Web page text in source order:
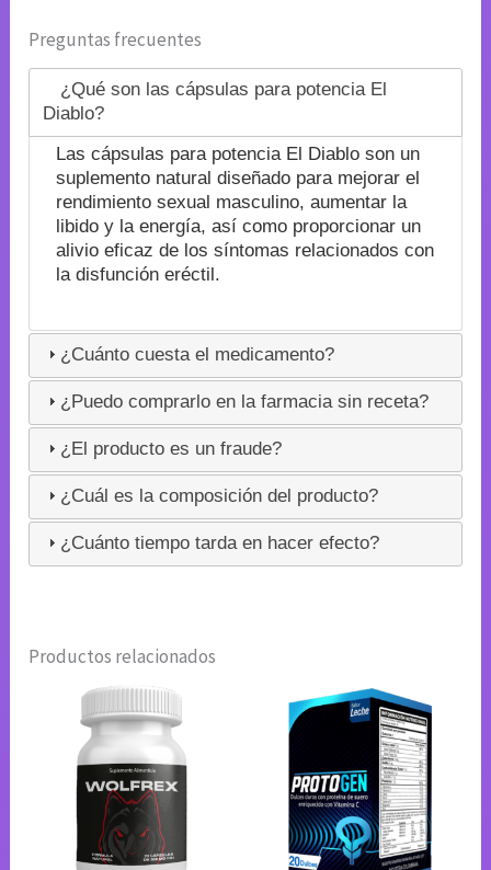
Preguntas frecuentes
¿Qué son las cápsulas para potencia El
Diablo?
Las cápsulas para potencia El Diablo son un
suplemento natural diseñado para mejorar el
rendimiento sexual masculino, aumentar la
libido y la energía, así como proporcionar un
alivio eficaz de los síntomas relacionados con
la disfunción eréctil.
¿Cuánto cuesta el medicamento?
¿Puedo comprarlo en la farmacia sin receta?
¿El producto es un fraude?
¿Cuál es la composición del producto?
¿Cuánto tiempo tarda en hacer efecto?
Productos relacionados